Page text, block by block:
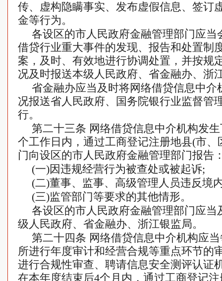
传、虚构隐瞒事实、发布虚假信息、签订
金等行为。
各设区的市人民政府金融管理部门应当
借贷行业重大事件的发现、报告和处置制
案，及时、有效地进行协调处置，并按规
况及时报送本级人民政府、省金融办、浙
省金融办应当及时将网络借贷信息中介
况报送省人民政府、国务院银行业监督管
行。
第二十三条 网络借贷信息中介机构发
个工作日内，通过工商登记注册地县(市
门向设区的市人民政府金融管理部门报告
(一)因违规经营行为被查处或被起诉;
(二)董事、监事、高级管理人员违反境
(三)监管部门等要求的其他情形。
各设区的市人民政府金融管理部门应当
级人民政府、省金融办、浙江银监局。
第二十四条 网络借贷信息中介机构应
所进行年度审计和经营合规等重点环节的
进行合规性审查、聘请信息安全测评认证
在本年度结束后4个月内，通过工商登记